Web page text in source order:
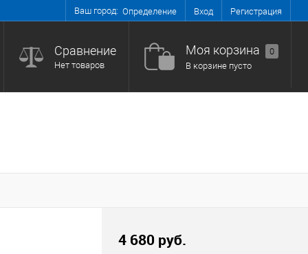
Ваш город: Определение Вход Регистрация
Сравнение
Нет товаров
Моя корзина
0
В корзине пусто
4 680 руб.